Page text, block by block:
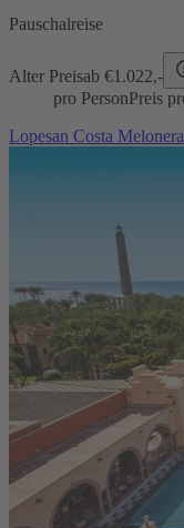
Pauschalreise
Alter Preisab €1.022,-
pro PersonPreis
Lopesan Costa